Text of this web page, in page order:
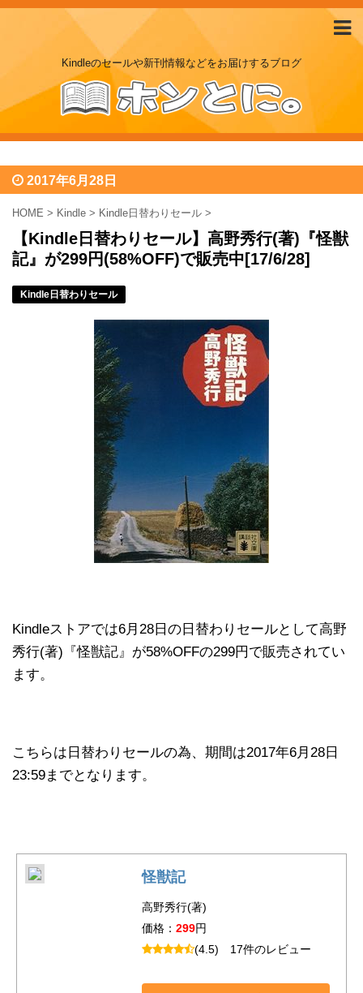
Kindleのセールや新刊情報などをお届けするブログ
2017年6月28日
HOME > Kindle > Kindle日替わりセール >
【Kindle日替わりセール】高野秀行(著)『怪獣
記』が299円(58%OFF)で販売中[17/6/28]
Kindle日替わりセール
Kindleストアでは6月28日の日替わりセールとして高野
秀行(著)『怪獣記』が58%OFFの299円で販売されてい
ます。
こちらは日替わりセールの為、期間は2017年6月28日
23:59までとなります。
怪獣記
高野秀行(著)
価格： 299円
(4.5) 17件のレビュー